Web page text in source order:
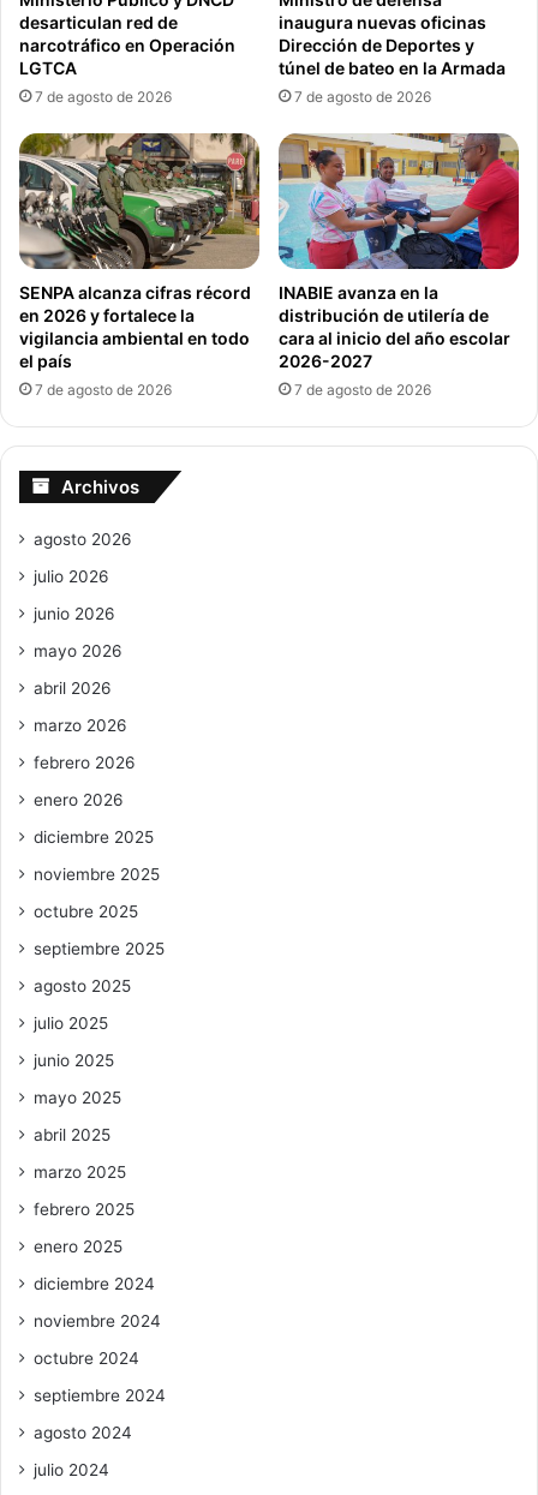
desarticulan red de
narcotráfico en Operación
LGTCA
7 de agosto de 2026
inaugura nuevas oficinas
Dirección de Deportes y
túnel de bateo en la Armada
7 de agosto de 2026
SENPA alcanza cifras récord
en 2026 y fortalece la
vigilancia ambiental en todo
el país
7 de agosto de 2026
INABIE avanza en la
distribución de utilería de
cara al inicio del año escolar
2026-2027
7 de agosto de 2026
Archivos
agosto 2026
julio 2026
junio 2026
mayo 2026
abril 2026
marzo 2026
febrero 2026
enero 2026
diciembre 2025
noviembre 2025
octubre 2025
septiembre 2025
agosto 2025
julio 2025
junio 2025
mayo 2025
abril 2025
marzo 2025
febrero 2025
enero 2025
diciembre 2024
noviembre 2024
octubre 2024
septiembre 2024
agosto 2024
julio 2024